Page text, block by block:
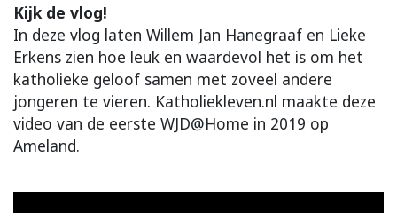
Kijk de vlog!
In deze vlog laten Willem Jan Hanegraaf en Lieke
Erkens zien hoe leuk en waardevol het is om het
katholieke geloof samen met zoveel andere
jongeren te vieren. Katholiekleven.nl maakte deze
video van de eerste WJD@Home in 2019 op
Ameland.